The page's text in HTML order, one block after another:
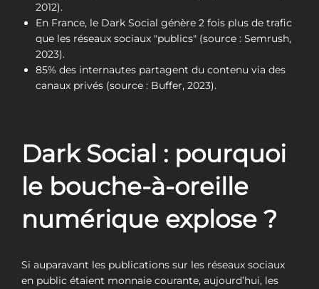
2012).
En France, le Dark Social génère 2 fois plus de trafic
que les réseaux sociaux "publics" (source : Semrush,
2023).
85% des internautes partagent du contenu via des
canaux privés (source : Buffer, 2023).
Dark Social : pourquoi
le bouche-à-oreille
numérique explose ?
Si auparavant les publications sur les réseaux sociaux
en public étaient monnaie courante, aujourd’hui, les